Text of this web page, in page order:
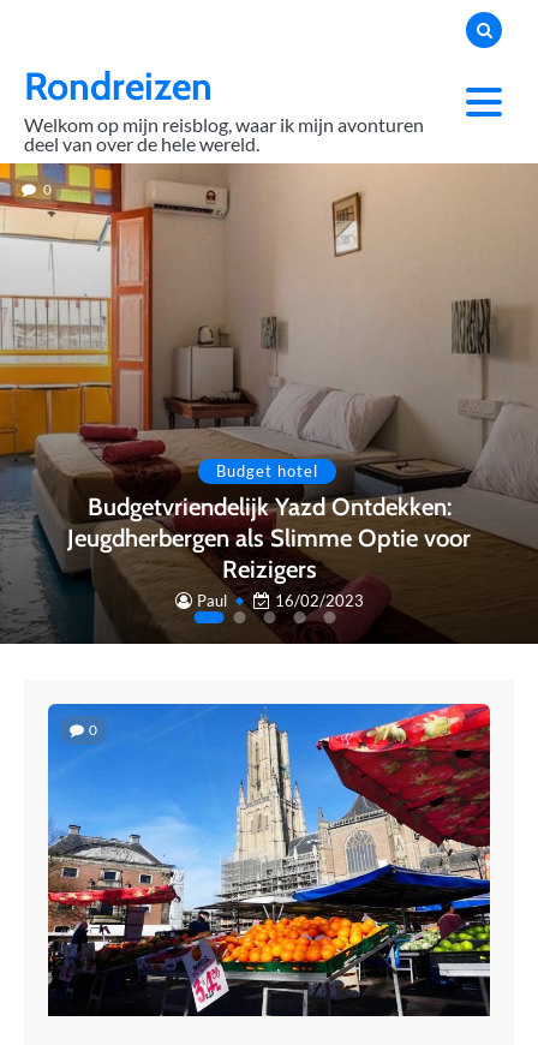
contentRondreizen
Welkom op mijn reisblog, waar ik mijn avonturen
deel van over de hele wereld.
0
Budget hotel
Budgetvriendelijk Yazd Ontdekken:
Jeugdherbergen als Slimme Optie voor
Reizigers
Paul 16/02/2023
0